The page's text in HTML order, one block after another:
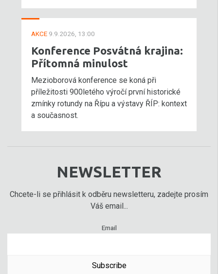
AKCE 9.9.2026, 13:00
Konference Posvátná krajina:
Přítomná minulost
Mezioborová konference se koná při
příležitosti 900letého výročí první historické
zmínky rotundy na Řípu a výstavy ŘÍP: kontext
a současnost.
NEWSLETTER
Chcete-li se přihlásit k odběru newsletteru, zadejte prosím
Váš email...
Email
Subscribe